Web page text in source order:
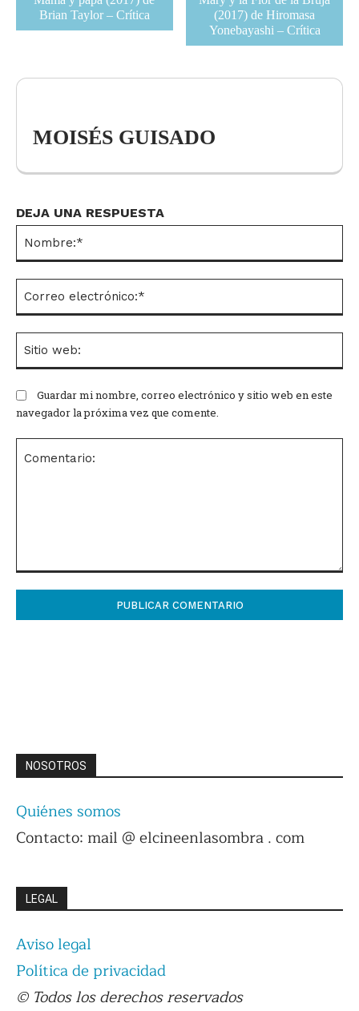
Brian Taylor – Crítica
(2017) de Hiromasa
Yonebayashi – Crítica
MOISÉS GUISADO
DEJA UNA RESPUESTA
Comentario:
Guardar mi nombre, correo electrónico y sitio web en este
navegador la próxima vez que comente.
NOSOTROS
Quiénes somos
Contacto: mail @ elcineenlasombra . com
LEGAL
Aviso legal
Política de privacidad
© Todos los derechos reservados